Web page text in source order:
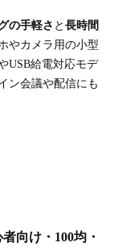
の手軽さ と 長時間
やカメラ用の小型
USB給電対応モデ
ン会議や配信にも
向け・100均・